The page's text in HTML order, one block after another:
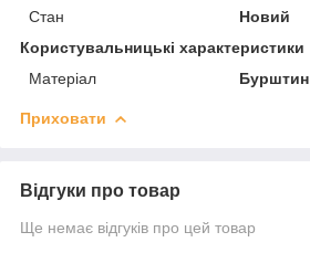
Стан
Новий
Користувальницькі характеристики
Матеріал
Бурштин
Приховати
Відгуки про товар
Ще немає відгуків про цей товар